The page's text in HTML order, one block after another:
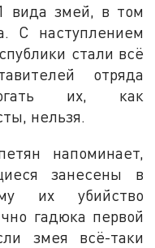
вида змей, в том
С наступлением
стали всё
отряда
их, как
нельзя.
напоминает,
занесены в
их убийство
гадюка первой
змея всё-таки